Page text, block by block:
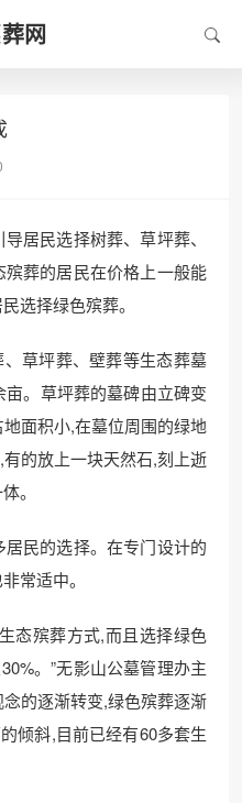
网
居民选择树葬、草坪葬、
葬的居民在价格上一般能
选择绿色殡葬。
草坪葬、壁葬等生态葬墓
。草坪葬的墓碑由立碑变
面积小,在墓位周围的绿地
的放上一块天然石,刻上逝
。
民的选择。在专门设计的
常适中。
态殡葬方式,而且选择绿色
。”无影山公墓管理办主
的逐渐转变,绿色殡葬逐渐
倾斜,目前已经有60多套生